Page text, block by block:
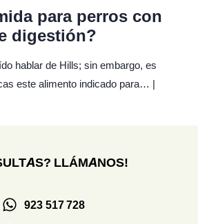
para perros con
digestión?
hablar de Hills; sin embargo, es
este alimento indicado para… |
LLÁMANOS!
923 517 728